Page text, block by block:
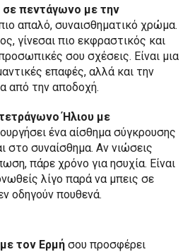
σε πεντάγωνο με την
απαλό, συναισθηματικό χρώμα.
γίνεσαι πιο εκφραστικός και
σου σχέσεις. Είναι μια
επαφές, αλλά και την
από την αποδοχή.
Ήλιου με
ένα αίσθημα σύγκρουσης
στο συναίσθημα. Αν νιώσεις
πάρε χρόνο για ησυχία. Είναι
λίγο παρά να μπεις σε
οδηγούν πουθενά.
τον Ερμή σου προσφέρει